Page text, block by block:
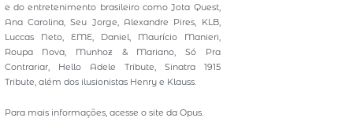
e do entretenimento brasileiro como Jota Quest,
Ana Carolina, Seu Jorge, Alexandre Pires, KLB,
Luccas Neto, EME, Daniel, Maurício Manieri,
Roupa Nova, Munhoz & Mariano, Só Pra
Contrariar, Hello Adele Tribute, Sinatra 1915
Tribute, além dos ilusionistas Henry e Klauss.
Para mais informações, acesse o site da Opus.